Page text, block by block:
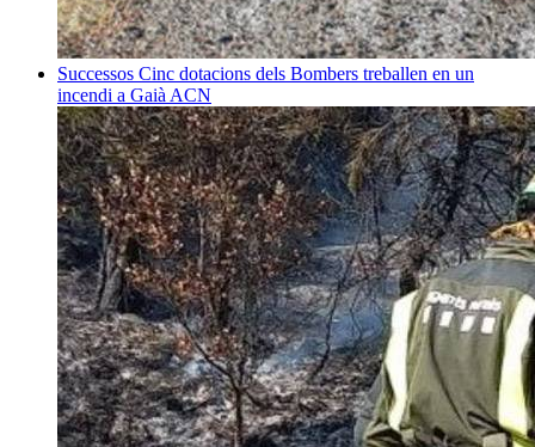
Successos Cinc dotacions dels Bombers treballen en un
incendi a Gaià ACN